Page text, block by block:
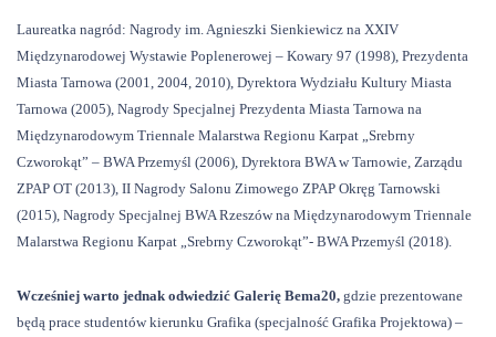
Laureatka nagród: Nagrody im. Agnieszki Sienkiewicz na XXIV
Międzynarodowej Wystawie Poplenerowej – Kowary 97 (1998), Prezydenta
Miasta Tarnowa (2001, 2004, 2010), Dyrektora Wydziału Kultury Miasta
Tarnowa (2005), Nagrody Specjalnej Prezydenta Miasta Tarnowa na
Międzynarodowym Triennale Malarstwa Regionu Karpat „Srebrny
Czworokąt” – BWA Przemyśl (2006), Dyrektora BWA w Tarnowie, Zarządu
ZPAP OT (2013), II Nagrody Salonu Zimowego ZPAP Okręg Tarnowski
(2015), Nagrody Specjalnej BWA Rzeszów na Międzynarodowym Triennale
Malarstwa Regionu Karpat „Srebrny Czworokąt”- BWA Przemyśl (2018).
Wcześniej warto jednak odwiedzić Galerię Bema20, gdzie prezentowane
będą prace studentów kierunku Grafika (specjalność Grafika Projektowa) –